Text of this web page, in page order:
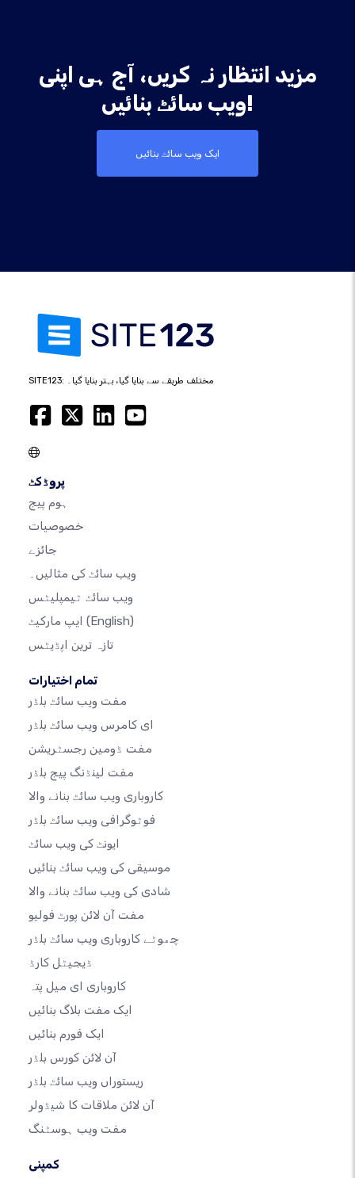
مزید انتظار نہ کریں، آج ہی اپنی
ویب سائٹ بنائیں!
ایک ویب سائٹ بنائیں
SITE123: مختلف طریقے سے بنایا گیا، بہتر بنایا گیا۔
پروڈکٹ
ہوم پیج
خصوصیات
جائزے
ویب سائٹ کی مثالیں۔
ویب سائٹ ٹیمپلیٹس
(English)
تازہ ترین اپڈیٹس
تمام اختیارات
مفت ویب سائٹ بلڈر
ای کامرس ویب سائٹ بلڈر
مفت ڈومین رجسٹریشن
مفت لینڈنگ پیج بلڈر
کاروباری ویب سائٹ بنانے والا
فوٹوگرافی ویب سائٹ بلڈر
ایونٹ کی ویب سائٹ
موسیقی کی ویب سائٹ بنائیں
شادی کی ویب سائٹ بنانے والا
مفت آن لائن پورٹ فولیو
چھوٹے کاروباری ویب سائٹ بلڈر
ڈیجیٹل کارڈ
کاروباری ای میل پتہ
ایک مفت بلاگ بنائیں
ایک فورم بنائیں
آن لائن کورس بلڈر
ریستوراں ویب سائٹ بلڈر
آن لائن ملاقات کا شیڈولر
مفت ویب ہوسٹنگ
کمپنی